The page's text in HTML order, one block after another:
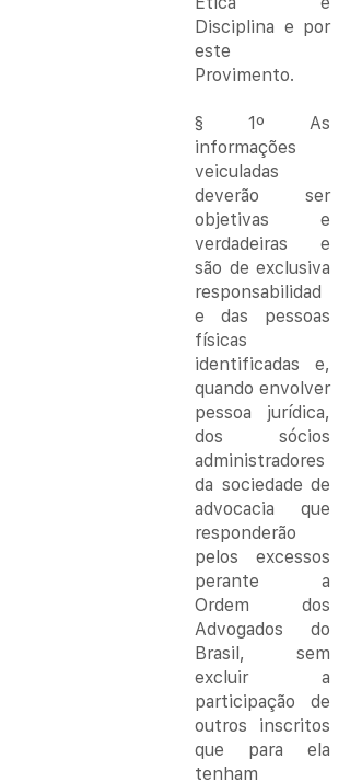
Disciplina e por
este
Provimento.
§ 1º As
informações
veiculadas
deverão ser
objetivas e
verdadeiras e
são de exclusiva
responsabilidad
e das pessoas
físicas
identificadas e,
quando envolver
pessoa jurídica,
dos sócios
administradores
da sociedade de
advocacia que
responderão
pelos excessos
perante a
Ordem dos
Advogados do
Brasil, sem
excluir a
participação de
outros inscritos
que para ela
tenham